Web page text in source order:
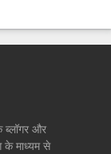
ब्लॉगर और
माध्यम से